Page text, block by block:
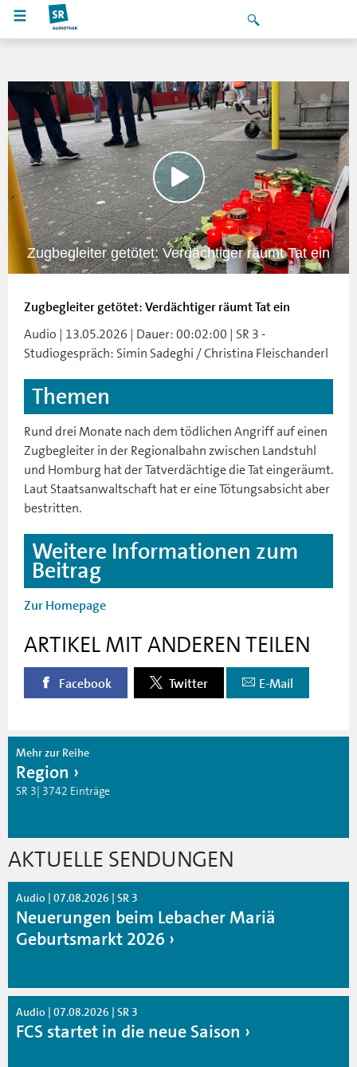
Zugbegleiter getötet: Verdächtiger räumt Tat ein
Zugbegleiter getötet: Verdächtiger räumt Tat ein
Audio | 13.05.2026 | Dauer: 00:02:00 | SR 3 -
Studiogespräch: Simin Sadeghi / Christina Fleischanderl
Themen
Rund drei Monate nach dem tödlichen Angriff auf einen
Zugbegleiter in der Regionalbahn zwischen Landstuhl
und Homburg hat der Tatverdächtige die Tat eingeräumt.
Laut Staatsanwaltschaft hat er eine Tötungsabsicht aber
bestritten.
Weitere Informationen zum
Beitrag
Zur Homepage
ARTIKEL MIT ANDEREN TEILEN
Facebook Twitter E-Mail
Mehr zur Reihe
Region
SR 3| 3742 Einträge
AKTUELLE SENDUNGEN
Audio | 07.08.2026 | SR 3
Neuerungen beim Lebacher Mariä
Geburtsmarkt 2026
Audio | 07.08.2026 | SR 3
FCS startet in die neue Saison